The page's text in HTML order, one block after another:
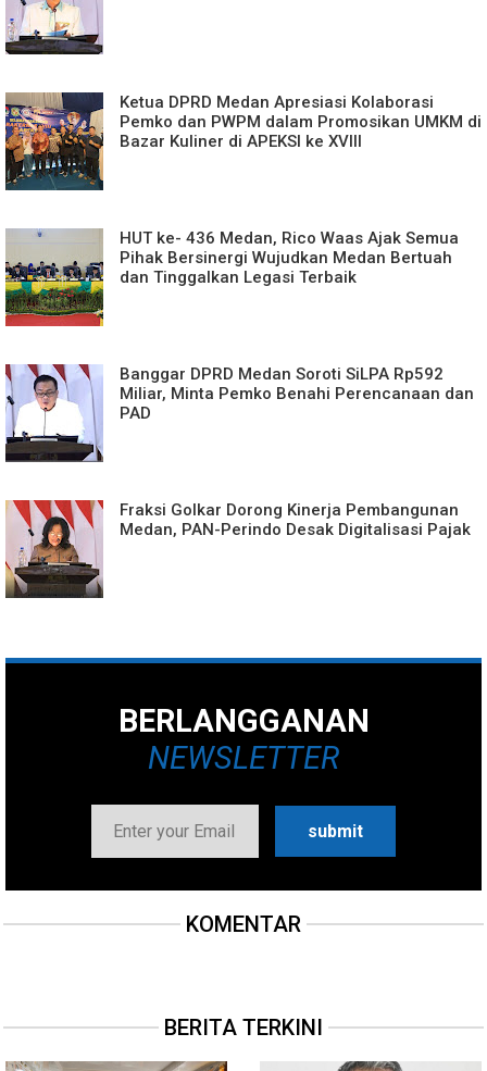
Ketua DPRD Medan Apresiasi Kolaborasi
Pemko dan PWPM dalam Promosikan UMKM di
Bazar Kuliner di APEKSI ke XVIII
HUT ke- 436 Medan, Rico Waas Ajak Semua
Pihak Bersinergi Wujudkan Medan Bertuah
dan Tinggalkan Legasi Terbaik
Banggar DPRD Medan Soroti SiLPA Rp592
Miliar, Minta Pemko Benahi Perencanaan dan
PAD
Fraksi Golkar Dorong Kinerja Pembangunan
Medan, PAN-Perindo Desak Digitalisasi Pajak
BERLANGGANAN
NEWSLETTER
KOMENTAR
BERITA TERKINI